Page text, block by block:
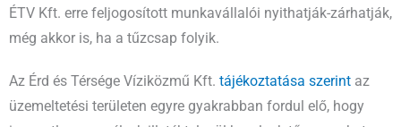
ÉTV Kft. erre feljogosított munkavállalói nyithatják-zárhatják,
még akkor is, ha a tűzcsap folyik.
Az Érd és Térsége Víziközmű Kft. tájékoztatása szerint az
üzemeltetési területen egyre gyakrabban fordul elő, hogy